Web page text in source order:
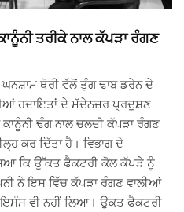
ਤਰੀਕੇ ਨਾਲ ਕੱਪੜਾ ਰੰਗਣ
ਥੋਰੀ ਵੱਲੋਂ ਤੁੰਗ ਢਾਬ ਡਰੇਨ ਦੇ
ਹਦਾਇਤਾਂ ਦੇ ਮੱਦੇਨਜ਼ਰ ਪ੍ਰਦੂਸ਼ਣ
ਢੰਗ ਨਾਲ ਚਲਦੀ ਕੱਪੜਾ ਰੰਗਣ
ਕਰ ਦਿੱਤਾ ਹੈ। ਵਿਭਾਗ ਦੇ
ਕਿ ਉੱਕਤ ਫੈਕਟਰੀ ਕੋਲ ਕੱਪੜੇ ਨੂੰ
ਨੇ ਇਸ ਵਿੱਚ ਕੱਪੜਾ ਰੰਗਣ ਵਾਲੀਆਂ
ਵੀ ਨਹੀਂ ਲਿਆ। ਉਕਤ ਫੈਕਟਰੀ